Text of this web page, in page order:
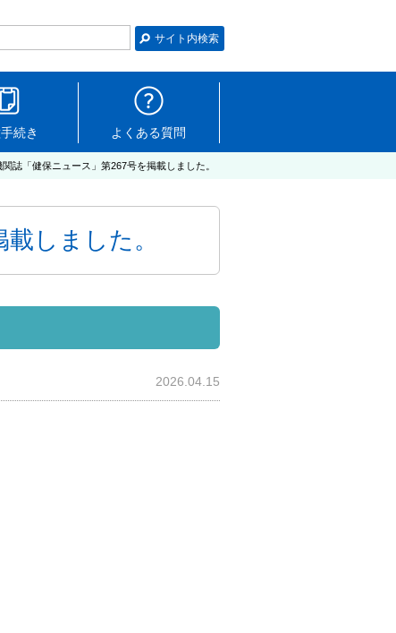
続き よくある質問
関誌「健保ニュース」第267号を掲載しました。
しました。
2026.04.15